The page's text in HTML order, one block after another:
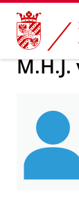
Skip
Content
Skip
Navigation
Over ons